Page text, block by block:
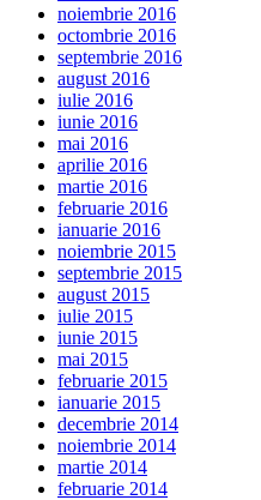
noiembrie 2016
octombrie 2016
septembrie 2016
august 2016
iulie 2016
iunie 2016
mai 2016
aprilie 2016
martie 2016
februarie 2016
ianuarie 2016
noiembrie 2015
septembrie 2015
august 2015
iulie 2015
iunie 2015
mai 2015
februarie 2015
ianuarie 2015
decembrie 2014
noiembrie 2014
martie 2014
februarie 2014